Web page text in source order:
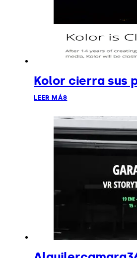
Kolor cierra sus
LEER MÁS